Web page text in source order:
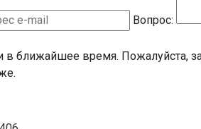
Вопрос:
в ближайшее время. Пожалуйста,